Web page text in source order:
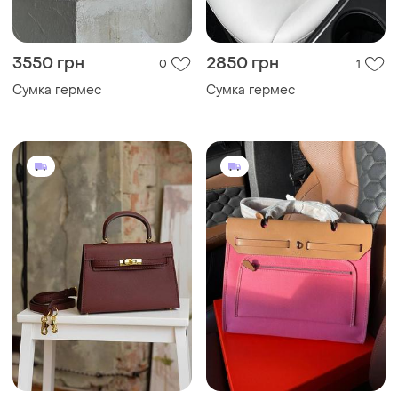
3550 грн 0
Сумка гермес
2850 грн 1
Сумка гермес